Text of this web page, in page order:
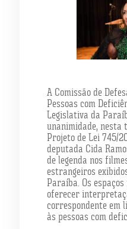
A Comissão de
Pessoas com
Legislativa da
unanimidade, nesta
Projeto de Lei 745/
deputada Cida
de legenda nos
estrangeiros
Paraíba. Os
oferecer
correspondente em
às pessoas com